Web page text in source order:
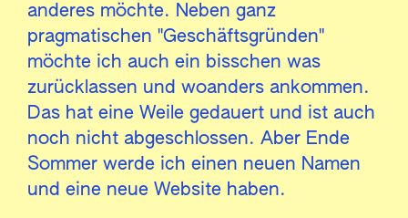
anderes möchte. Neben ganz
pragmatischen "Geschäftsgründen"
möchte ich auch ein bisschen was
zurücklassen und woanders ankommen.
Das hat eine Weile gedauert und ist auch
noch nicht abgeschlossen. Aber Ende
Sommer werde ich einen neuen Namen
und eine neue Website haben.